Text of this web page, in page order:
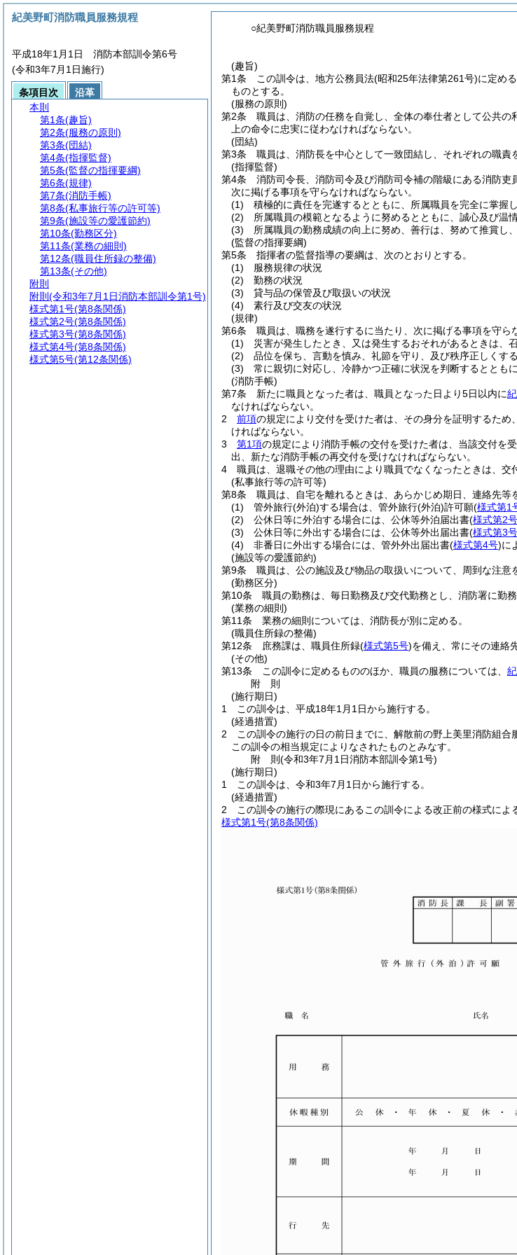
○紀美野町消防職員服務規程
(趣旨)
第1条
この訓令は、地方公務員法(昭和25年法律第261号)に定め
ものとする。
(服務の原則)
第2条
職員は、消防の任務を自覚し、全体の奉仕者として公共
上の命令に忠実に従わなければならない。
(団結)
第3条
職員は、消防長を中心として一致団結し、それぞれの職責
(指揮監督)
第4条
消防司令長、消防司令及び消防司令補の階級にある消防吏
次に掲げる事項を守らなければならない。
(1)
積極的に責任を完遂するとともに、所属職員を完全に掌握
(2)
所属職員の模範となるように努めるとともに、誠心及び温
(3)
所属職員の勤務成績の向上に努め、善行は、努めて推賞し
(監督の指揮要綱)
第5条
指揮者の監督指導の要綱は、次のとおりとする。
(1)
服務規律の状況
(2)
勤務の状況
(3)
貸与品の保管及び取扱いの状況
(4)
素行及び交友の状況
(規律)
第6条
職員は、職務を遂行するに当たり、次に掲げる事項を守ら
(1)
災害が発生したとき、又は発生するおそれがあるときは、
(2)
品位を保ち、言動を慎み、礼節を守り、及び秩序正しくする
(3)
常に親切に対応し、冷静かつ正確に状況を判断するととも
(消防手帳)
第7条
新たに職員となった者は、職員となった日より5日以内に
なければならない。
2
前項の規定により交付を受けた者は、その身分を証明するた
ければならない。
3
第1項の規定により消防手帳の交付を受けた者は、当該交付を
出、新たな消防手帳の再交付を受けなければならない。
4
職員は、退職その他の理由により職員でなくなったときは、
(私事旅行等の許可等)
第8条
職員は、自宅を離れるときは、あらかじめ期日、連絡先等
(1)
管外旅行(外泊)する場合は、管外旅行(外泊)許可願(様式第1
(2)
公休日等に外泊する場合には、公休等外泊届出書(様式第2号
(3)
公休日等に外出する場合には、公休等外出届出書(様式第3号
(4)
非番日に外出する場合には、管外外出届出書(様式第4号)に
(施設等の愛護節約)
第9条
職員は、公の施設及び物品の取扱いについて、周到な注意
(勤務区分)
第10条
職員の勤務は、毎日勤務及び交代勤務とし、消防署に勤
(業務の細則)
第11条
業務の細則については、消防長が別に定める。
(職員住所録の整備)
第12条
庶務課は、職員住所録(様式第5号)を備え、常にその連絡
(その他)
第13条
この訓令に定めるもののほか、職員の服務については、
附 則
(施行期日)
1
この訓令は、平成18年1月1日から施行する。
(経過措置)
2
この訓令の施行の日の前日までに、解散前の野上美里消防組合
この訓令の相当規定によりなされたものとみなす。
附 則(令和3年7月1日消防本部訓令第1号)
(施行期日)
1
この訓令は、令和3年7月1日から施行する。
(経過措置)
2
この訓令の施行の際現にあるこの訓令による改正前の様式に
様式第1号(第8条関係)
紀美野町消防職員服務規程
平成18年1月1日 消防本部訓令第6号
(令和3年7月1日施行)
条項目次
沿革
本則
第1条(趣旨)
第2条(服務の原則)
第3条(団結)
第4条(指揮監督)
第5条(監督の指揮要綱)
第6条(規律)
第7条(消防手帳)
第8条(私事旅行等の許可等)
第9条(施設等の愛護節約)
第10条(勤務区分)
第11条(業務の細則)
第12条(職員住所録の整備)
第13条(その他)
附則
附則 (令和3年7月1日消防本部訓令第1号)
様式第1号(第8条関係)
様式第2号(第8条関係)
様式第3号(第8条関係)
様式第4号(第8条関係)
様式第5号(第12条関係)